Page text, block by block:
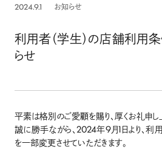
Station
OfferBox VVV Station 北海道大学店
OfferBox VVV Station 東北大学店
OfferBox VVV Station 名古屋大学店
Event
Report
2024.9.1 お知らせ
利用者（学生）の店舗利用
らせ
平素は格別のご愛顧を賜り、厚くお礼申し
誠に勝手ながら、2024年9月1日より、利
を一部変更させていただきます。